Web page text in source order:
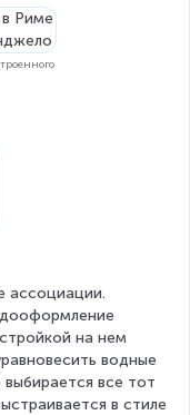
ассоциации.
на нем
водные
все тот
в стиле